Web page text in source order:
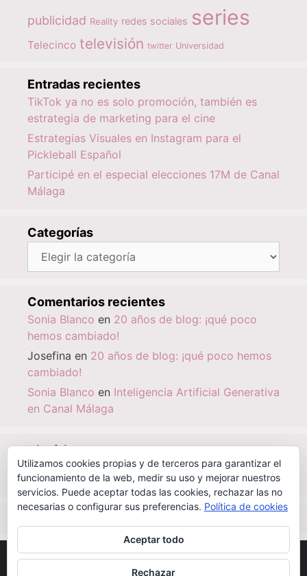
publicidad Reality redes sociales series
Telecinco televisión twitter Universidad
Entradas recientes
TikTok ya no es solo promoción, también es
estrategia de marketing para el cine
Estrategias Visuales en Instagram para el
Pickleball Español
Participé en el especial elecciones 17M de Canal
Málaga
Categorías
Comentarios recientes
Sonia Blanco en 20 años de blog: ¡qué poco
hemos cambiado!
Josefina en 20 años de blog: ¡qué poco hemos
cambiado!
Sonia Blanco en Inteligencia Artificial Generativa
en Canal Málaga
Histórico
Histórico
| 2003 - 2026
Utilizamos cookies propias y de terceros para garantizar el
funcionamiento de la web, medir su uso y mejorar nuestros
servicios. Puede aceptar todas las cookies, rechazar las no
necesarias o configurar sus preferencias. Política de cookies
Aceptar todo
Rechazar